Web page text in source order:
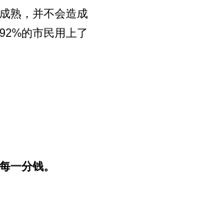
熟，并不会造成
的市民用上了
一分钱。